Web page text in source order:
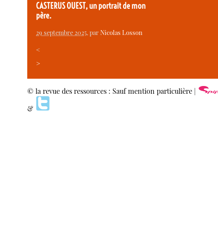
CASTERUS OUEST, un portrait de mon
père.
29 septembre 2025, parNicolas Losson
<
>
© la revue des ressources : Sauf mention particulière |
&